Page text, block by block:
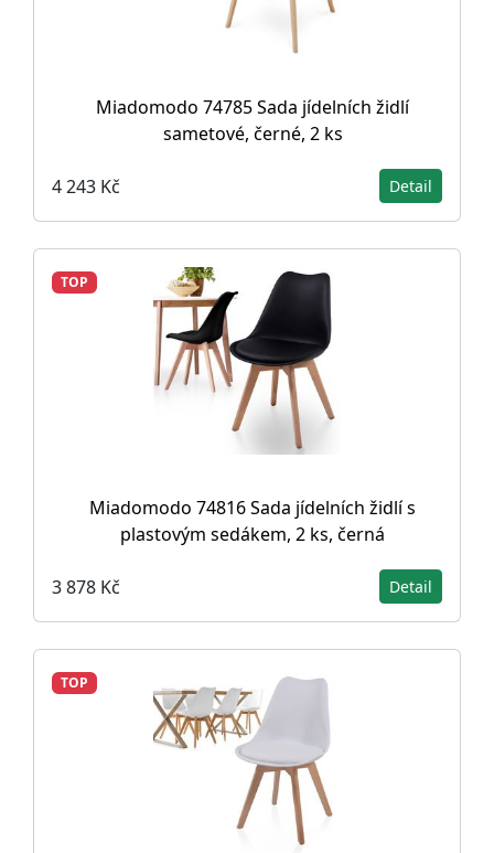
Miadomodo 74785 Sada jídelních židlí
sametové, černé, 2 ks
4 243 Kč Detail
TOP
Miadomodo 74816 Sada jídelních židlí s
plastovým sedákem, 2 ks, černá
3 878 Kč Detail
TOP